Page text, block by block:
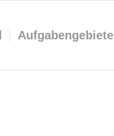
Aufgabengebiete